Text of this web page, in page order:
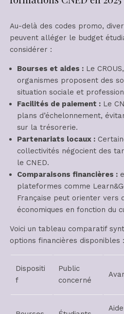
Au-delà des codes promo,
peuvent alléger le budget
considérer :
Bourses et aides : Le
organismes proposent des
situation sociale et
Facilités de paiement : Le
plans d’échelonnement,
sur la trésorerie.
Partenariats locaux :
collectivités négocient des
le CNED.
Comparaisons financières :
plateformes comme
Française peut orienter vers
économiques en fonction du
Voici un tableau comparatif
options financières disponibles :
Dispositi
f
Public
concerné
Aide